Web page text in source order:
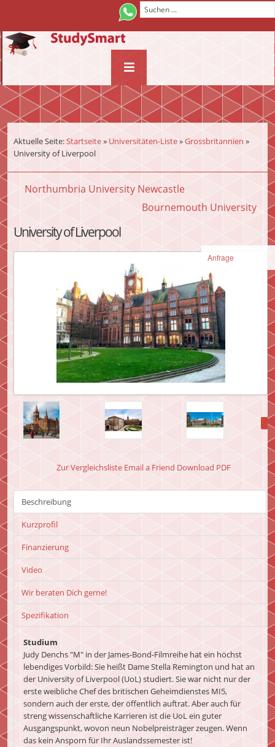
Anfrage
Aktuelle Seite:Startseite» Universitäten-Liste»Grossbritannien »
University of Liverpool
Northumbria University Newcastle
Bournemouth University
University of Liverpool
Zur Vergleichsliste Email a Friend Download PDF
Beschreibung
Kurzprofil
Finanzierung
Video
Wir beraten Dich gerne!
Spezifikation
Studium
Judy Denchs "M" in der James-Bond-Filmreihe hat ein höchst
lebendiges Vorbild: Sie heißt Dame Stella Remington und hat an
der University of Liverpool (UoL) studiert. Sie war nicht nur der
erste weibliche Chef des britischen Geheimdienstes MI5,
sondern auch der erste, der öffentlich auftrat. Aber auch für
streng wissenschaftliche Karrieren ist die UoL ein guter
Ausgangspunkt, wovon neun Nobelpreisträger zeugen. Wenn
das kein Ansporn für Ihr Auslandssemester ist!